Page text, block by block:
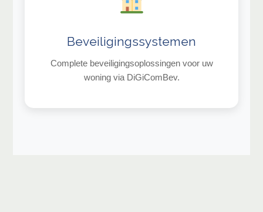
Beveiligingssystemen
Complete beveiligingsoplossingen voor uw
woning via DiGiComBev.